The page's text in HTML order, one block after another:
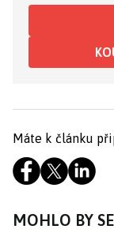
Máte k článku
MOHLO BY